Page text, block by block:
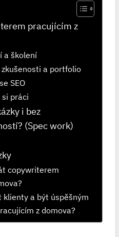
pracujícím z
a školení
a portfolio
SEO
práci
i bez
(Spec work)
copywriterem
klienty a být úspěšným
z domova?